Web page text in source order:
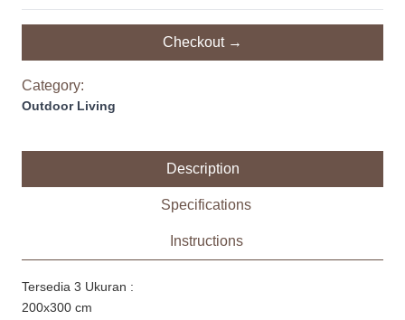
Checkout →
Category:
Outdoor Living
Description
Specifications
Instructions
Tersedia 3 Ukuran :
200x300 cm